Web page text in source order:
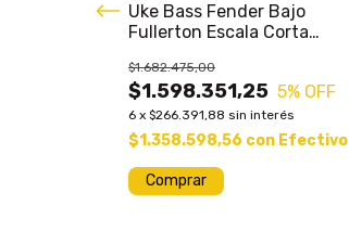
Uke Bass Fender Bajo
Fullerton Escala Corta
$1.598.351,25
$1.682.475,00
5% OFF
6 x $266.391,88 sin interés
$1.358.598,56 con Efectivo
Comprar